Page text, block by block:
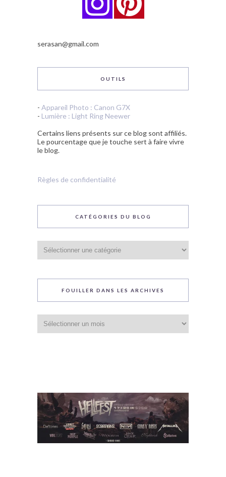
serasan@gmail.com
OUTILS
- Appareil Photo : Canon G7X
- Lumière : Light Ring Neewer
Certains liens présents sur ce blog sont affiliés.
Le pourcentage que je touche sert à faire vivre
le blog.
Règles de confidentialité
CATÉGORIES DU BLOG
du
blog
FOUILLER DANS LES ARCHIVES
dans
les